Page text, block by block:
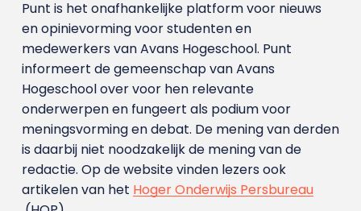
Punt is het onafhankelijke platform voor nieuws
en opinievorming voor studenten en
medewerkers van Avans Hoge­school. Punt
informeert de gemeenschap van Avans
Hogeschool over voor hen relevante
onderwerpen en fungeert als podium voor
meningsvorming en debat. De mening van derden
is daarbij niet noodzakelijk de mening van de
redactie. Op de website vinden lezers ook
artikelen van het Hoger Onderwijs Persbureau